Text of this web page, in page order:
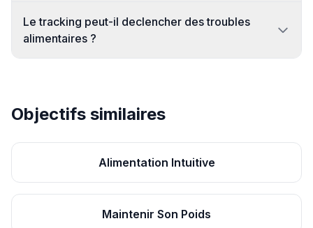
Le tracking peut-il declencher des troubles
alimentaires ?
Objectifs similaires
Alimentation Intuitive
Maintenir Son Poids